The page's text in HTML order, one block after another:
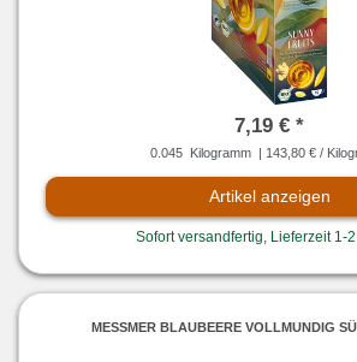
7,19 € *
0.045 Kilogramm | 143,80 € /
Artikel anzeigen
Sofort versandfertig, Lieferzeit 1-
MESSMER BLAUBEERE VOLLMUNDIG